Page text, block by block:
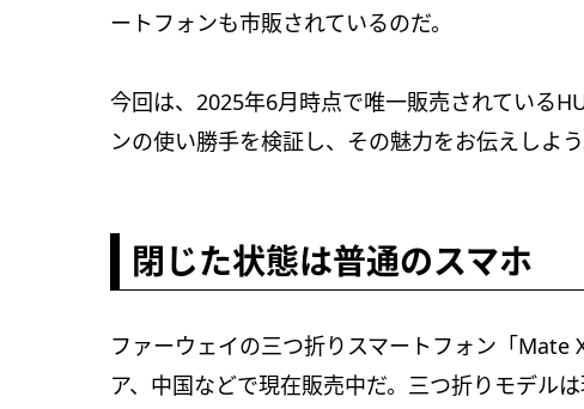
ートフォンも市販されているのだ。
今回は、2025年6月時点で唯一販売されている
ンの使い勝手を検証し、その魅力をお伝えしよう
閉じた状態は普通のスマホ
ファーウェイの三つ折りスマートフォン「Mate
ア、中国などで現在販売中だ。三つ折りモデル